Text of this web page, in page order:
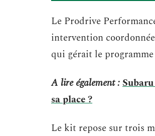
Le Prodrive
intervention
qui gérait le
A lire également :
sa place ?
Le kit repose sur trois